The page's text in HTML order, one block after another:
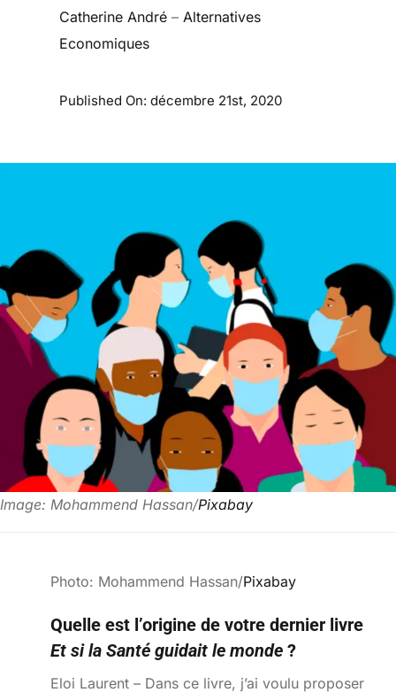
Catherine André – Alternatives
Economiques
Published On: décembre 21st, 2020
Image: Mohammend Hassan/Pixabay
Photo: Mohammend Hassan/Pixabay
Quelle est l’origine de votre dernier livre
Et si la Santé guidait le monde?
Eloi Laurent – Dans ce livre, j’ai voulu proposer